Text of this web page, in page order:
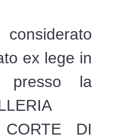
ex lege in
presso la
CORTE DI